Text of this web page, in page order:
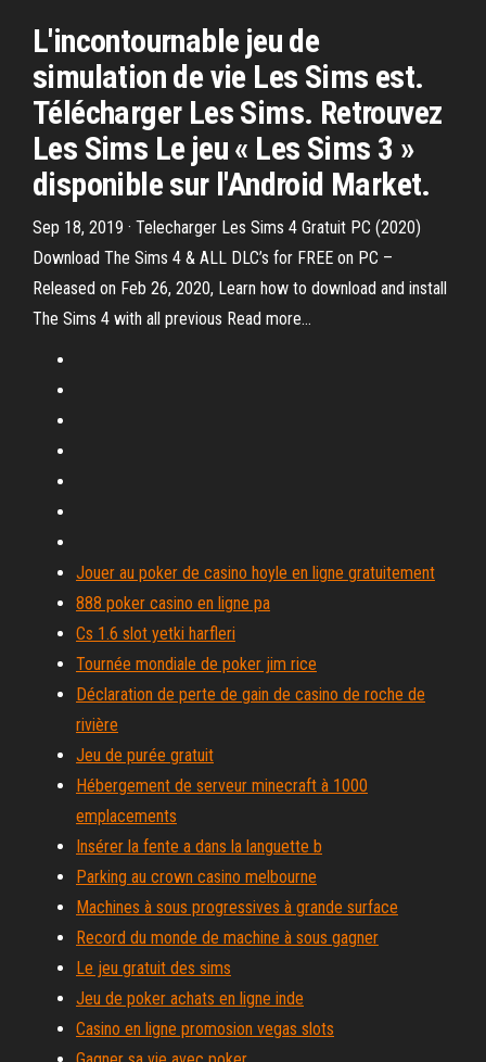
L'incontournable jeu de
simulation de vie Les Sims est.
Télécharger Les Sims. Retrouvez
Les Sims Le jeu « Les Sims 3 »
disponible sur l'Android Market.
Sep 18, 2019 · Telecharger Les Sims 4 Gratuit PC (2020)
Download The Sims 4 & ALL DLC’s for FREE on PC –
Released on Feb 26, 2020, Learn how to download and install
The Sims 4 with all previous Read more…
Jouer au poker de casino hoyle en ligne gratuitement
888 poker casino en ligne pa
Cs 1.6 slot yetki harfleri
Tournée mondiale de poker jim rice
Déclaration de perte de gain de casino de roche de
rivière
Jeu de purée gratuit
Hébergement de serveur minecraft à 1000
emplacements
Insérer la fente a dans la languette b
Parking au crown casino melbourne
Machines à sous progressives à grande surface
Record du monde de machine à sous gagner
Le jeu gratuit des sims
Jeu de poker achats en ligne inde
Casino en ligne promosion vegas slots